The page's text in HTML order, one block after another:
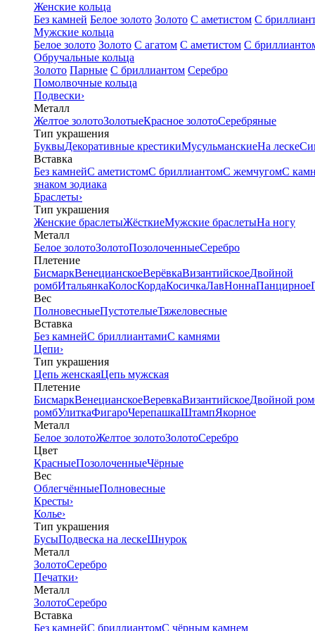
Женские кольца
Без камней Белое золото Золото С аметистом С
Мужские кольца
Белое золото Золото С агатом С аметистом С
Обручальные кольца
Золото Парные С бриллиантом Серебро
Помолвочные кольца
Подвески›
Металл
Желтое золотоЗолотыеКрасное золотоСеребряные
Тип украшения
БуквыДекоративные крестикиМусульманскиеНа леске
Вставка
Без камнейС аметистомС бриллиантомС жемчугомС
знаком зодиака
Браслеты›
Тип украшения
Женские браслетыЖёсткиеМужские браслетыНа ногу
Металл
Белое золотоЗолотоПозолоченныеСеребро
Плетение
БисмаркВенецианскоеВерёвкаВизантийскоеДвойной
ромбИтальянкаКолосКордаКосичкаЛавНоннаПанцирное
Вес
ПолновесныеПустотелыеТяжеловесные
Вставка
Без камнейС бриллиантамиС камнями
Цепи›
Тип украшения
Цепь женскаяЦепь мужская
Плетение
БисмаркВенецианскоеВеревкаВизантийскоеДвойной
ромбУлиткаФигароЧерепашкаШтампЯкорное
Металл
Белое золотоЖелтое золотоЗолотоСеребро
Цвет
КрасныеПозолоченныеЧёрные
Вес
ОблегчённыеПолновесные
Кресты›
Колье›
Тип украшения
БусыПодвеска на лескеШнурок
Металл
ЗолотоСеребро
Печатки›
Металл
ЗолотоСеребро
Вставка
Без камнейС бриллиантомС чёрным камнем